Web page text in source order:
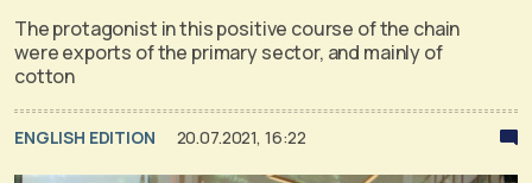
The protagonist in this positive course of the chain
were exports of the primary sector, and mainly of
cotton
ENGLISH EDITION 20.07.2021, 16:22